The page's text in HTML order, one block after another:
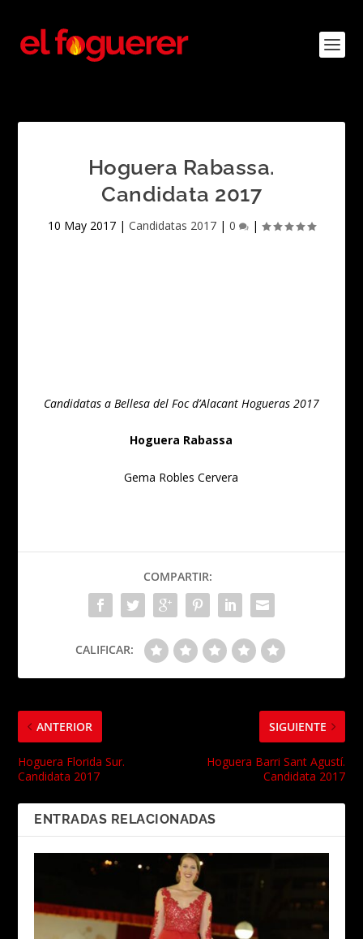
Hoguera Rabassa.
Candidata 2017
10 May 2017 | Candidatas 2017 | 0 |
Candidatas a Bellesa del Foc d’Alacant Hogueras 2017
Hoguera Rabassa
Gema Robles Cervera
COMPARTIR:
CALIFICAR:
ANTERIOR
Hoguera Florida Sur.
Candidata 2017
SIGUIENTE
Hoguera Barri Sant Agustí.
Candidata 2017
ENTRADAS RELACIONADAS